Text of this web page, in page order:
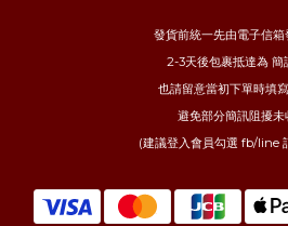
發貨前統一先由電子信箱
2-3天後包裹抵達為 簡
也請留意當初下單時填
避免部分簡訊阻擾未
(建議登入會員勾選 fb/line